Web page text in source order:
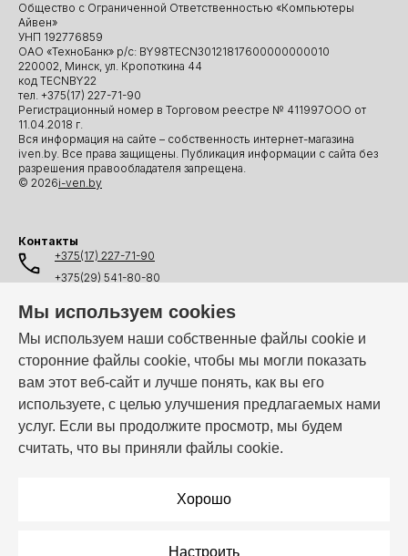
Мы используем cookies
Мы используем наши собственные файлы cookie и
сторонние файлы cookie, чтобы мы могли показать
вам этот веб-сайт и лучше понять, как вы его
используете, с целью улучшения предлагаемых нами
услуг. Если вы продолжите просмотр, мы будем
считать, что вы приняли файлы cookie.
Хорошо
Настроить
Общество с Ограниченной Ответственностью «Компьютеры
Айвен»
УНП 192776859
ОАО «ТехноБанк» р/с: BY98TECN30121817600000000010
220002, Минск, ул. Кропоткина 44
код TECNBY22
тел. +375(17) 227-71-90
Регистрационный номер в Торговом реестре № 411997ООО от
11.04.2018 г.
Вся информация на сайте – собственность интернет-магазина
iven.by. Все права защищены. Публикация информации с сайта без
разрешения правообладателя запрещена.
© 2026i-ven.by
Контакты
+375(17) 227-71-90
+375(29) 541-80-80
+375(44) 541-80-80
info@i-ven.by
Мы в мессенджерах:
Режим работы: Пн–Пт: 10:00 – 19:00